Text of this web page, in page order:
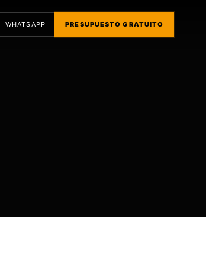
WHATSAPP PRESUPUESTO GRATUITO